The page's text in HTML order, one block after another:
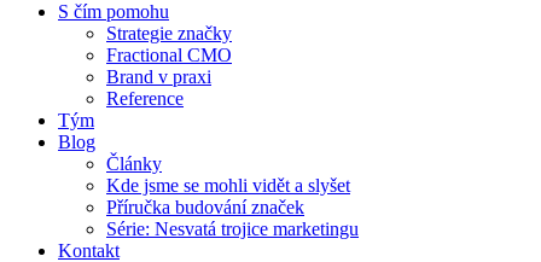
S čím pomohu
Strategie značky
Fractional CMO
Brand v praxi
Reference
Tým
Blog
Články
Kde jsme se mohli vidět a slyšet
Příručka budování značek
Série: Nesvatá trojice marketingu
Kontakt